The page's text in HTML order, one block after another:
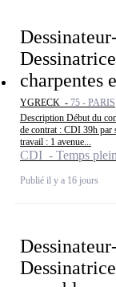
charpentes
YGRECK - 75 - PARIS
Description Début du
de contrat : CDI 39h par
travail : 1 avenue...
CDI - Temps plein
Publié il y a 16 jours